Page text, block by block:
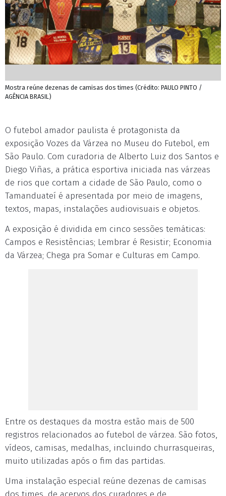
Mostra reúne dezenas de camisas dos times (Crédito: PAULO PINTO /
AGÊNCIA BRASIL)
O futebol amador paulista é protagonista da
exposição Vozes da Várzea no Museu do Futebol, em
São Paulo. Com curadoria de Alberto Luiz dos Santos e
Diego Viñas, a prática esportiva iniciada nas várzeas
de rios que cortam a cidade de São Paulo, como o
Tamanduateí é apresentada por meio de imagens,
textos, mapas, instalações audiovisuais e objetos.
A exposição é dividida em cinco sessões temáticas:
Campos e Resistências; Lembrar é Resistir; Economia
da Várzea; Chega pra Somar e Culturas em Campo.
Entre os destaques da mostra estão mais de 500
registros relacionados ao futebol de várzea. São fotos,
vídeos, camisas, medalhas, incluindo churrasqueiras,
muito utilizadas após o fim das partidas.
Uma instalação especial reúne dezenas de camisas